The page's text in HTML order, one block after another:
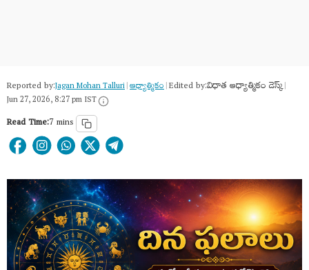
Reported by:Jagan Mohan Talluri|ఆధ్యాత్మికం|Edited by:విధాత ఆధ్యాత్మికం డెస్క్|
Jun 27, 2026, 8:27 pm IST
Read Time:7 mins